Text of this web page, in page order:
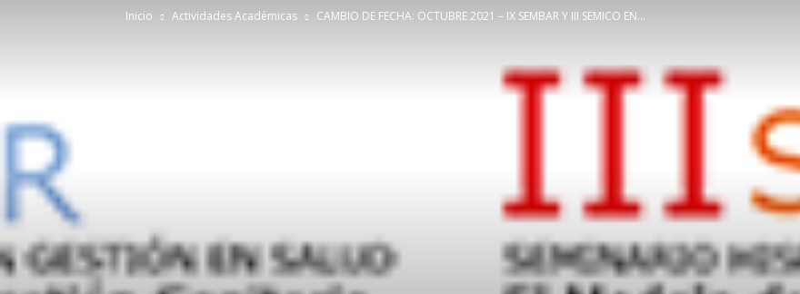
Inicio Actividades Académicas CAMBIO DE FECHA: OCTUBRE 2021 – IX SEMBAR Y III SEMICO EN...